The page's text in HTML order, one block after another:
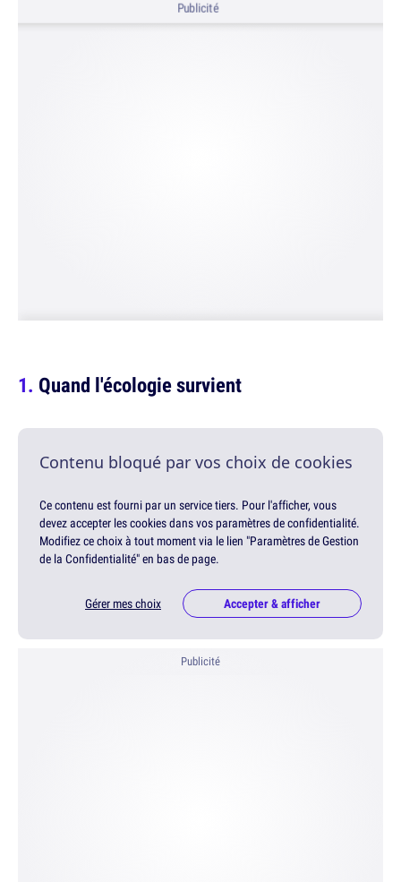
Publicité
Quand l'écologie survient
Contenu bloqué par vos choix de cookies
Ce contenu est fourni par un service tiers. Pour l'afficher, vous
devez accepter les cookies dans vos paramètres de confidentialité.
Modifiez ce choix à tout moment via le lien "Paramètres de Gestion
de la Confidentialité" en bas de page.
Gérer mes choix Accepter & afficher
Publicité